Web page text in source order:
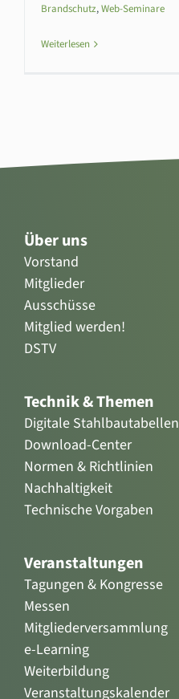
Brandschutz,Web-Seminare
Weiterlesen
Über uns
Vorstand
Mitglieder
Ausschüsse
Mitglied werden!
DSTV
Technik & Themen
Digitale Stahlbautabellen
Download-Center
Normen & Richtlinien
Nachhaltigkeit
Technische Vorgaben
Veranstaltungen
Tagungen & Kongresse
Messen
Mitgliederversammlung
e-Learning
Weiterbildung
Veranstaltungskalender